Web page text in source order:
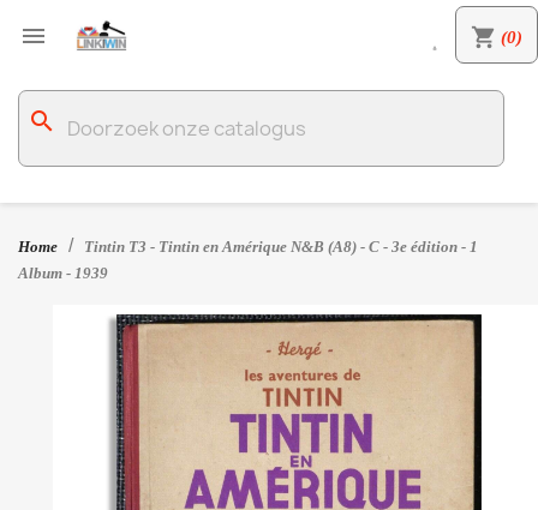
 shopping_cart (0)

search
Home
Tintin T3 - Tintin en Amérique N&B (A8) - C - 3e édition - 1
Album - 1939